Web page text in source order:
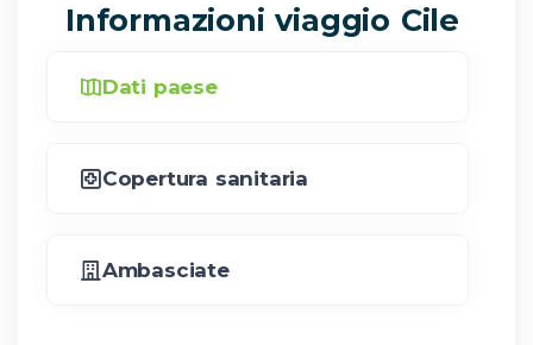
Informazioni viaggio Cile
Dati paese
Copertura sanitaria
Ambasciate